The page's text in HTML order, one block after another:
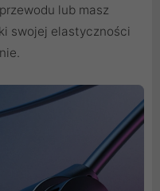
lub masz
swojej elastyczności